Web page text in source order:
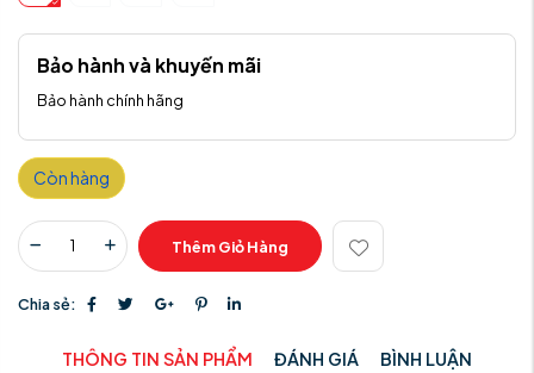
Bảo hành và khuyến mãi
Bảo hành chính hãng
Còn hàng
Thêm Giỏ Hàng
Chia sẻ:
THÔNG TIN SẢN PHẨM ĐÁNH GIÁ BÌNH LUẬN